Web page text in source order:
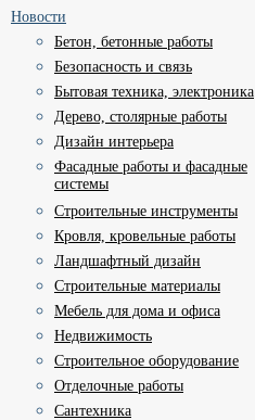
Новости
Бетон, бетонные работы
Безопасность и связь
Бытовая техника, электроника
Дерево, столярные работы
Дизайн интерьера
Фасадные работы и фасадные
системы
Строительные инструменты
Кровля, кровельные работы
Ландшафтный дизайн
Строительные материалы
Мебель для дома и офиса
Недвижимость
Строительное оборудование
Отделочные работы
Сантехника